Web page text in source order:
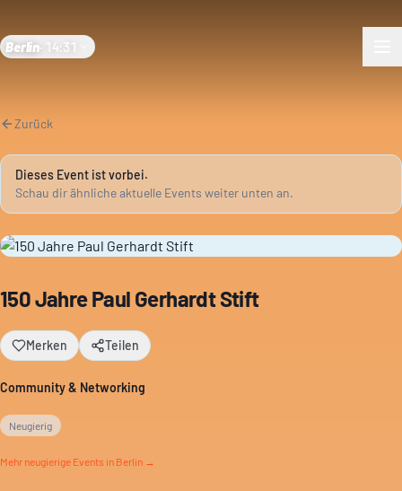
Berlin 14:31
Zurück
Dieses Event ist vorbei.
Schau dir ähnliche aktuelle Events weiter unten an.
150 Jahre Paul Gerhardt Stift
Merken Teilen
Community & Networking
Neugierig
Mehr neugierige Events in Berlin →